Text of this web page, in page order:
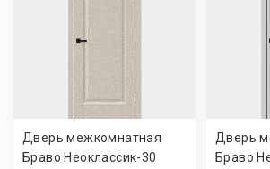
Дверь межкомнатная
Браво Неоклассик-30
Дверь
Браво